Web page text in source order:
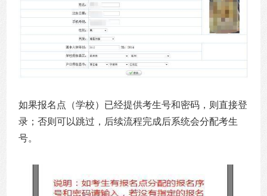
如果报名点（学校）已经提供考生号和密码，则直接登
录；否则可以跳过，后续流程完成后系统会分配考生
号。